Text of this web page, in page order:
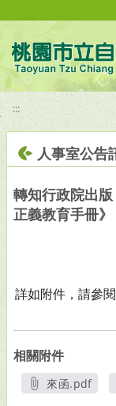
:::
人事室公告
轉知行政院出
正義教育手冊》
詳如附件，請參閱
相關附件
來函.pdf